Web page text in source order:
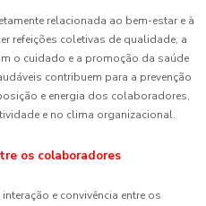
relacionada ao bem-estar e à
refeições coletivas de qualidade, a
o cuidado e a promoção da saúde
contribuem para a prevenção
e energia dos colaboradores,
e no clima organizacional.
os colaboradores
e convivência entre os